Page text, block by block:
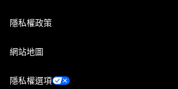
隱私權政策
網站地圖
隱私權選項